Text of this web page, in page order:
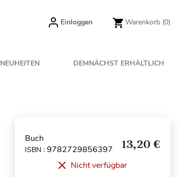
Einloggen Warenkorb (0)
NEUHEITEN DEMNÄCHST ERHÄLTLICH
Buch
ISBN : 9782729856397 13,20 €
Nicht verfügbar